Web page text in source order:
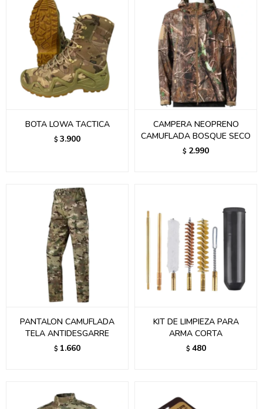
BOTA LOWA TACTICA
$ 3.900
CAMPERA NEOPRENO
CAMUFLADA BOSQUE SECO
$ 2.990
PANTALON CAMUFLADA
TELA ANTIDESGARRE
$ 1.660
KIT DE LIMPIEZA PARA
ARMA CORTA
$ 480